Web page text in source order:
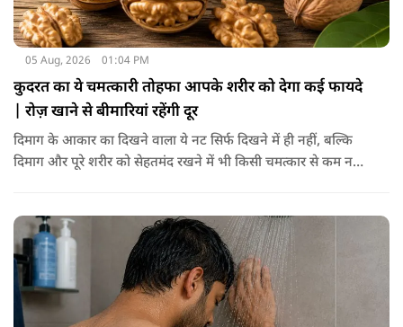
05 Aug, 2026 01:04 PM
कुदरत का ये चमत्कारी तोहफा आपके शरीर को देगा कई फायदे
| रोज़ खाने से बीमारियां रहेंगी दूर
दिमाग के आकार का दिखने वाला ये नट सिर्फ दिखने में ही नहीं, बल्कि
दिमाग और पूरे शरीर को सेहतमंद रखने में भी किसी चमत्कार से कम नहीं
मिनरल्स जो सेहत के लिए वरदान साबित होते हैं। आइए विस्तार से जानते
हैं कि अखरोट खाना सेहत के लिए क्यों है ज़रूरी।